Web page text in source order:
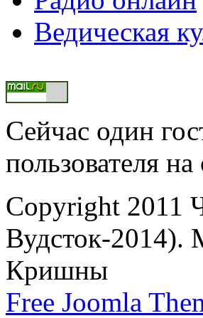
Ведическая
Сейчас один
пользователя на
Copyright 2011
Вудсток-2014).
Кришны
Free Joomla